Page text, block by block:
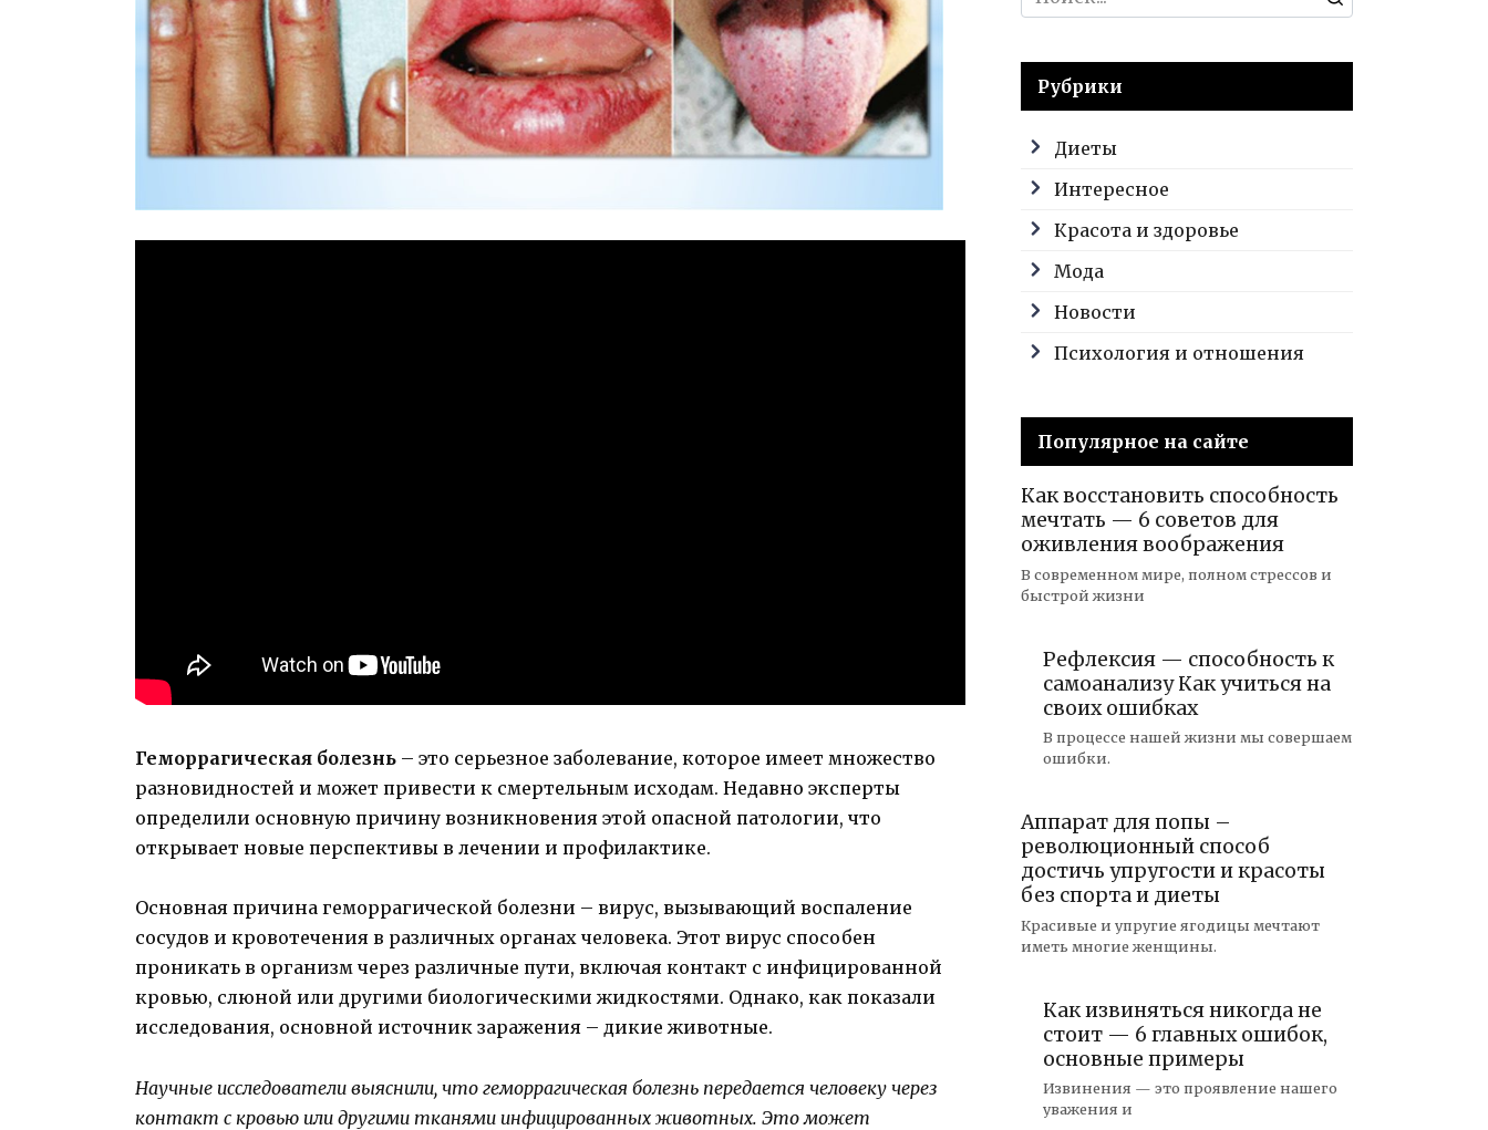
Геморрагическая болезнь – это серьезное заболевание, которое имеет множество
разновидностей и может привести к смертельным исходам. Недавно эксперты
определили основную причину возникновения этой опасной патологии, что
открывает новые перспективы в лечении и профилактике.
Основная причина геморрагической болезни – вирус, вызывающий воспаление
сосудов и кровотечения в различных органах человека. Этот вирус способен
проникать в организм через различные пути, включая контакт с инфицированной
кровью, слюной или другими биологическими жидкостями. Однако, как показали
исследования, основной источник заражения – дикие животные.
Научные исследователи выяснили, что геморрагическая болезнь передается человеку через
контакт с кровью или другими тканями инфицированных животных. Это может
for:
Рубрики
Диеты
Интересное
Красота и здоровье
Мода
Новости
Психология и отношения
Популярное на сайте
Как восстановить способность
мечтать — 6 советов для
оживления воображения
В современном мире, полном стрессов и
быстрой жизни
Рефлексия — способность к
самоанализу Как учиться на
своих ошибках
В процессе нашей жизни мы совершаем
ошибки.
Аппарат для попы –
революционный способ
достичь упругости и красоты
без спорта и диеты
Красивые и упругие ягодицы мечтают
иметь многие женщины.
Как извиняться никогда не
стоит — 6 главных ошибок,
основные примеры
Извинения — это проявление нашего
уважения и